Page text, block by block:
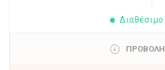
Διαθέσιμο
ΠΡΟΒΟΛΗ